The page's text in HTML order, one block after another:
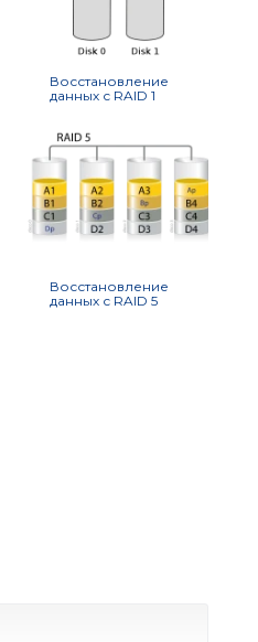
Восстановление
данных с RAID 1
Восстановление
данных с RAID 5